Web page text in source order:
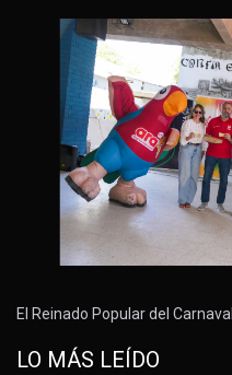
El Reinado Popular del
LO MÁS LEÍDO